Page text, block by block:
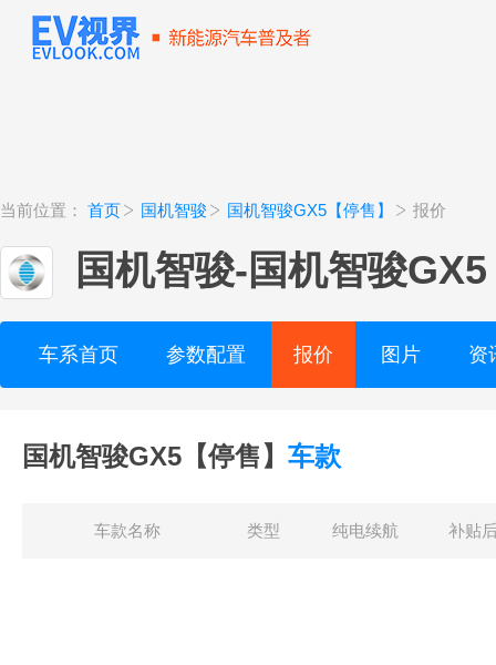
当前位置： 首页 国机智骏 国机智骏GX5【停售】 报价
国机智骏-国机智骏
车系首页 参数配置 报价 图片 资
国机智骏GX5【停售】 车款
车款名称 类型 纯电续航 补贴